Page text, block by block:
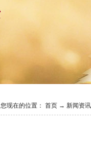
您现在的位置： 首页 → 新闻资讯